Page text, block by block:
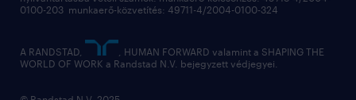
0100-203 munkaerő-közvetítés: 49711-4/2004-0100-324
A RANDSTAD,
, HUMAN FORWARD valamint a SHAPING THE
WORLD OF WORK a Randstad N.V. bejegyzett védjegyei.